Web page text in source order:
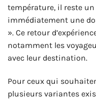
température, il reste
immédiatement une
». Ce retour
notamment les
avec leur destination.
Pour ceux qui
plusieurs variantes